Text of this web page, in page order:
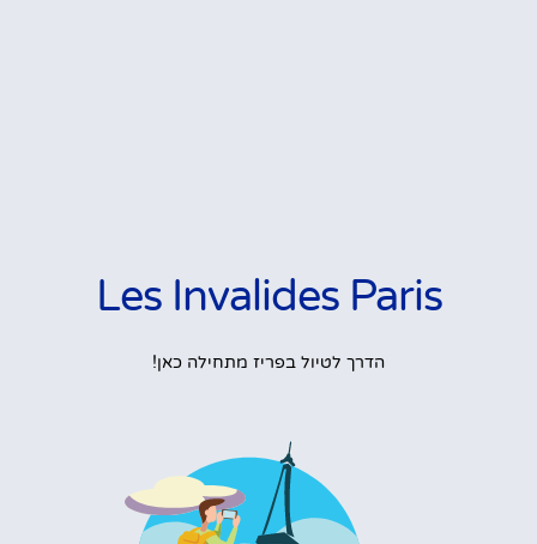
Les Invalides Paris
הדרך לטיול בפריז מתחילה כאן!